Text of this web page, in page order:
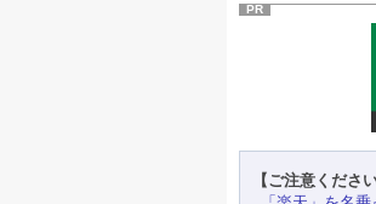
PR
【ご注意ください